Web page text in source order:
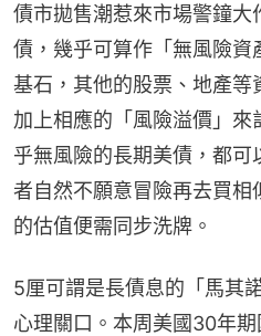
債市拋售潮惹來市場警鐘大
債，幾乎可算作「無風險資
基石，其他的股票、地產等
加上相應的「風險溢價」
乎無風險的長期美債，都
者自然不願意冒險再去買相
的估值便需同步洗牌。
5厘可謂是長債息的「馬其
心理關口。本周美國30年